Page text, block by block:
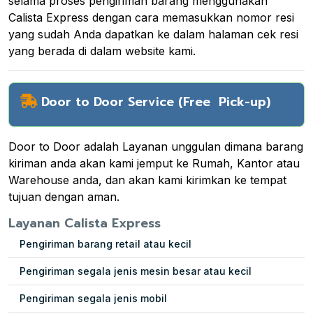
Calista Express dengan cara memasukkan nomor resi
yang sudah Anda dapatkan ke dalam halaman cek resi
yang berada di dalam website kami.
Door to Door Service (Free Pick-up)
Door to Door adalah Layanan unggulan dimana barang
kiriman anda akan kami jemput ke Rumah, Kantor atau
Warehouse anda, dan akan kami kirimkan ke tempat
tujuan dengan aman.
Layanan Calista Express
Pengiriman barang retail atau kecil
Pengiriman segala jenis mesin besar atau kecil
Pengiriman segala jenis mobil